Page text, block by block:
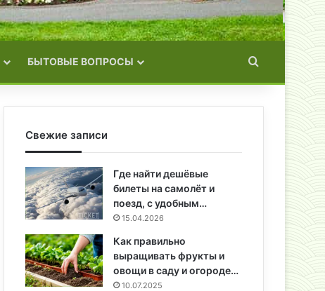
БЫТОВЫЕ ВОПРОСЫ Искать
Свежие записи
Где найти дешёвые
билеты на самолёт и
поезд, с удобным…
15.04.2026
Как правильно
выращивать фрукты и
овощи в саду и огороде…
10.07.2025